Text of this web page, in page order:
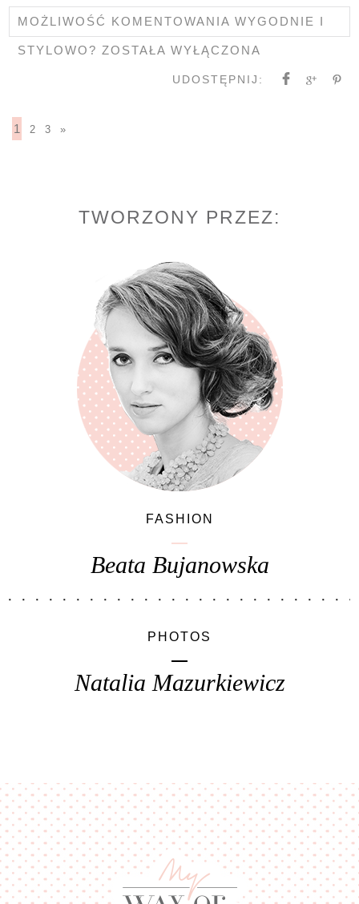
MOŻLIWOŚĆ KOMENTOWANIAWYGODNIE I
STYLOWO? ZOSTAŁA WYŁĄCZONA
UDOSTĘPNIJ:
1 2 3 »
TWORZONY PRZEZ:
FASHION
Beata Bujanowska
PHOTOS
Natalia Mazurkiewicz